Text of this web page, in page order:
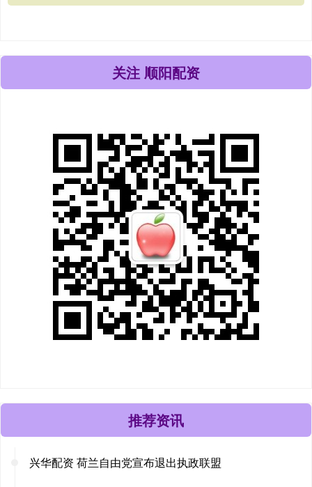
关注 顺阳配资
推荐资讯
兴华配资 荷兰自由党宣布退出执政联盟